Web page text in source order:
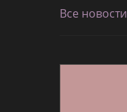
Все новости